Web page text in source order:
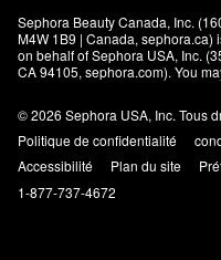
Sephora Beauty Canada, Inc.
M4W 1B9 | Canada, sephora.ca)
on behalf of Sephora USA, Inc.
CA 94105, sephora.com). You
© 2026 Sephora USA, Inc. Tous
Politique de confidentialité
Accessibilité
Plan du site
1-877-737-4672